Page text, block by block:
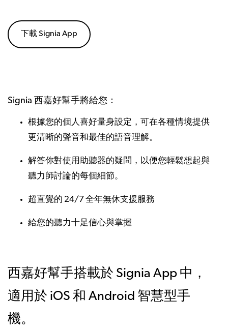
下載 Signia App
Signia 西嘉好幫手將給您：
根據您的個人喜好量身設定，可在各種情境提供
更清晰的聲音和最佳的語音理解。
解答你對使用助聽器的疑問，以便您輕鬆想起與
聽力師討論的每個細節。
超直覺的 24/7 全年無休支援服務
給您的聽力十足信心與掌握
西嘉好幫手搭載於 Signia App 中，
適用於 iOS 和 Android 智慧型手
機。